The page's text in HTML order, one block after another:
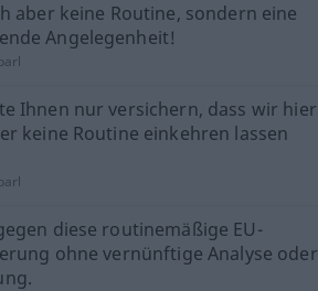
aber keine Routine, sondern eine
Angelegenheit!
Ihnen nur versichern, dass wir hier
keine Routine einkehren lassen
diese routinemäßige EU-
ohne vernünftige Analyse oder